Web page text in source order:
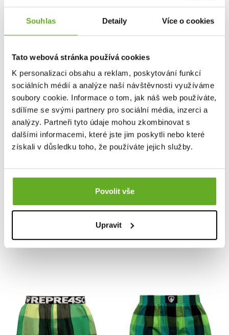
Souhlas Detaily Více o cookies
Tato webová stránka používá cookies
K personalizaci obsahu a reklam, poskytování funkcí
sociálních médií a analýze naší návštěvnosti využíváme
soubory cookie. Informace o tom, jak náš web používáte,
sdílíme se svými partnery pro sociální média, inzerci a
analýzy. Partneři tyto údaje mohou zkombinovat s
dalšími informacemi, které jste jim poskytli nebo které
získali v důsledku toho, že používáte jejich služby.
Povolit vše
Upravit
VYTVOŘ VÝHODNÝ 3PACK
Men's boxer shorts
REPRE4SC EXCLUSIVE
15.96 €
VYTVOŘ VÝHODNÝ 3PACK
Men's boxer shorts
REPRE4SC EXCLUSIVE
MIKE 23258
16.44 € 16.48 €